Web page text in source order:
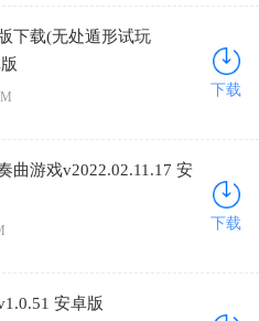
下载(无处遁形试玩
下载
曲游戏v2022.02.11.17 安
下载
安卓版